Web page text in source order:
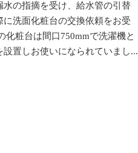
水の指摘を受け、給水管の引替
に洗面化粧台の交換依頼をお受
化粧台は間口750mmで洗濯機と
置しお使いになられていまし...